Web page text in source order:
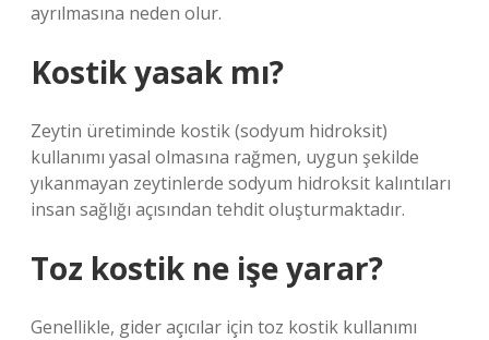
ayrılmasına neden olur.
Kostik yasak mı?
Zeytin üretiminde kostik (sodyum hidroksit)
kullanımı yasal olmasına rağmen, uygun şekilde
yıkanmayan zeytinlerde sodyum hidroksit kalıntıları
insan sağlığı açısından tehdit oluşturmaktadır.
Toz kostik ne işe yarar?
Genellikle, gider açıcılar için toz kostik kullanımı